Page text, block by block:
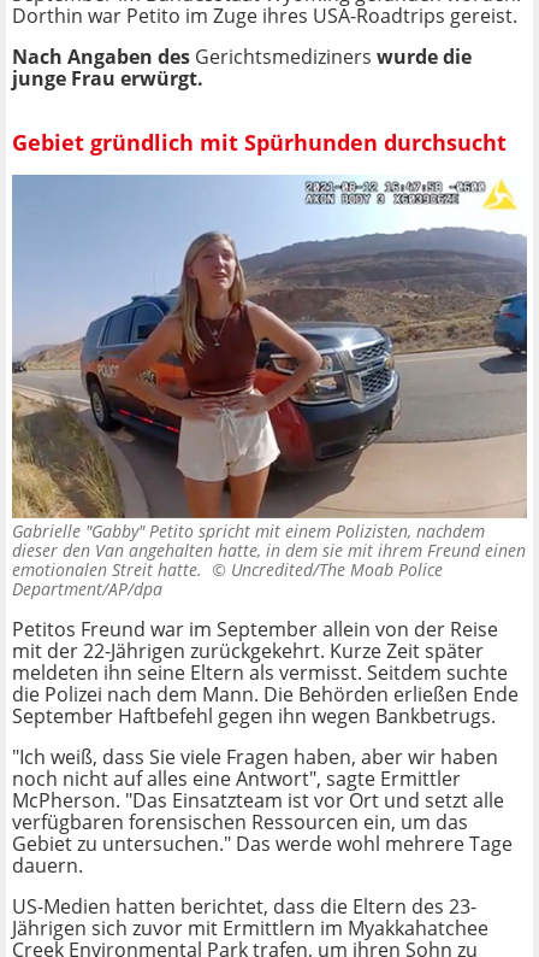
Dorthin war Petito im Zuge ihres USA-Roadtrips gereist.
Nach Angaben des Gerichtsmediziners wurde die
junge Frau erwürgt.
Gebiet gründlich mit Spürhunden durchsucht
Gabrielle "Gabby" Petito spricht mit einem Polizisten, nachdem
dieser den Van angehalten hatte, in dem sie mit ihrem Freund einen
emotionalen Streit hatte. © Uncredited/The Moab Police
Department/AP/dpa
Petitos Freund war im September allein von der Reise
mit der 22-Jährigen zurückgekehrt. Kurze Zeit später
meldeten ihn seine Eltern als vermisst. Seitdem suchte
die Polizei nach dem Mann. Die Behörden erließen Ende
September Haftbefehl gegen ihn wegen Bankbetrugs.
"Ich weiß, dass Sie viele Fragen haben, aber wir haben
noch nicht auf alles eine Antwort", sagte Ermittler
McPherson. "Das Einsatzteam ist vor Ort und setzt alle
verfügbaren forensischen Ressourcen ein, um das
Gebiet zu untersuchen." Das werde wohl mehrere Tage
dauern.
US-Medien hatten berichtet, dass die Eltern des 23-
Jährigen sich zuvor mit Ermittlern im Myakkahatchee
Creek Environmental Park trafen, um ihren Sohn zu